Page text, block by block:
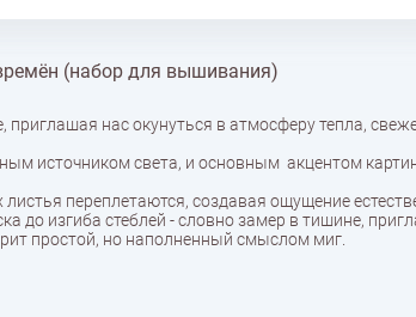
(набор для вышивания)
нас окунуться в атмосферу тепла,
источником света, и основным акцентом
листья переплетаются, создавая ощущение
до изгиба стеблей - словно замер в тишине,
простой, но наполненный смыслом миг.